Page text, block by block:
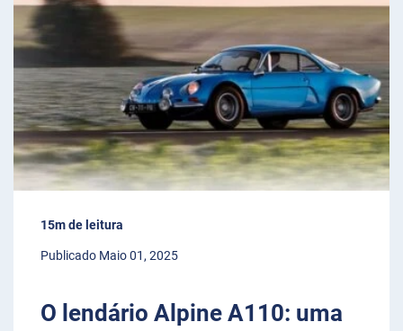
15m de leitura
Publicado Maio 01, 2025
O lendário Alpine A110: uma